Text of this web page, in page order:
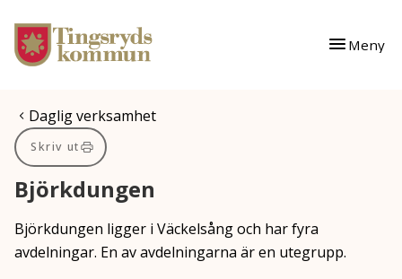
Gå till innehåll
Gå till huvudmeny
Meny
Du är här:
Daglig verksamhet
Skriv ut
Björkdungen
Björkdungen ligger i Väckelsång och har fyra
avdelningar. En av avdelningarna är en utegrupp.